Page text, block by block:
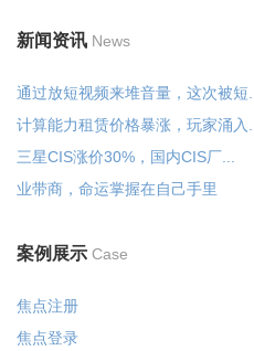
新闻资讯 News
通过放短视频来堆音量，这次被短...
计算能力租赁价格暴涨，玩家涌入...
三星CIS涨价30%，国内CIS厂...
业带商，命运掌握在自己手里
案例展示 Case
焦点注册
焦点登录